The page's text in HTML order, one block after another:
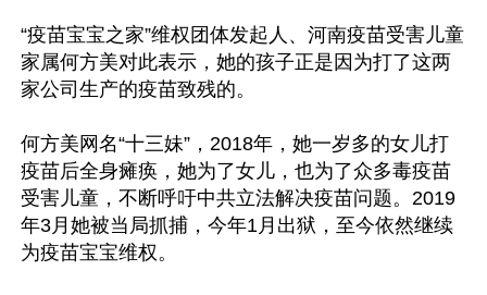
“疫苗宝宝之家”维权团体发起人、河南疫苗受害儿童
家属何方美对此表示，她的孩子正是因为打了这两
家公司生产的疫苗致残的。
何方美网名“十三妹”，2018年，她一岁多的女儿打
疫苗后全身瘫痪，她为了女儿，也为了众多毒疫苗
受害儿童，不断呼吁中共立法解决疫苗问题。2019
年3月她被当局抓捕，今年1月出狱，至今依然继续
为疫苗宝宝维权。